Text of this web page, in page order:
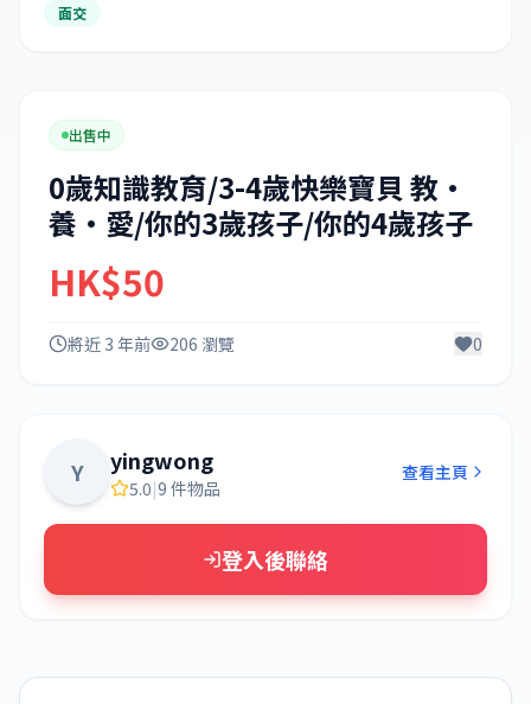
面交
出售中
0歲知識教育/3-4歲快樂寶貝 教·
養·愛/你的3歲孩子/你的4歲孩子
HK$50
將近 3 年前 206 瀏覽 0
Y yingwong
5.0|9 件物品
查看主頁
登入後聯絡